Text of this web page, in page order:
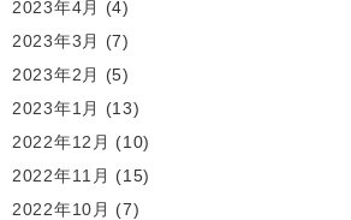
2023年4月
(4)
2023年3月
(7)
2023年2月
(5)
2023年1月
(13)
2022年12月 (10)
2022年11月 (15)
2022年10月 (7)